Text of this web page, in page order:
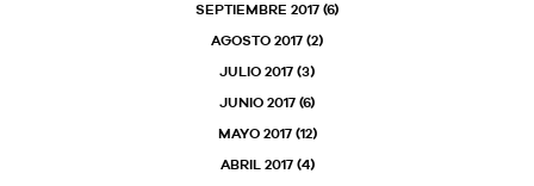
SEPTIEMBRE 2017 (6)
AGOSTO 2017 (2)
JULIO 2017 (3)
JUNIO 2017 (6)
MAYO 2017(12)
ABRIL 2017(4)